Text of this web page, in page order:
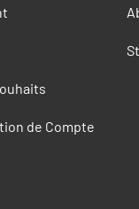
de Compte